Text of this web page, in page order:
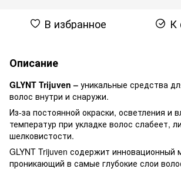
В избранное К
Описание
GLYNT Trijuven – уникальные средства
волос внутри и снаружи.
Из-за постоянной окраски, осветления и
температур при укладке волос слабеет,
шелковистости.
GLYNT Trijuven содержит инновационный
проникающий в самые глубокие слои